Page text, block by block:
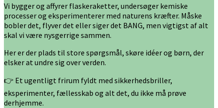
Vi bygger og affyrer flaskeraketter, undersøger kemiske
processer og eksperimenterer med naturens kræfter. Måske
bobler det, flyver det eller siger det BANG, men vigtigst af alt
skal vi være nysgerrige sammen.
Her er der plads til store spørgsmål, skøre idéer og børn, der
elsker at undre sig over verden.
👉 Et ugentligt frirum fyldt med sikkerhedsbriller,
eksperimenter, fællesskab og alt det, du ikke må prøve
derhjemme.